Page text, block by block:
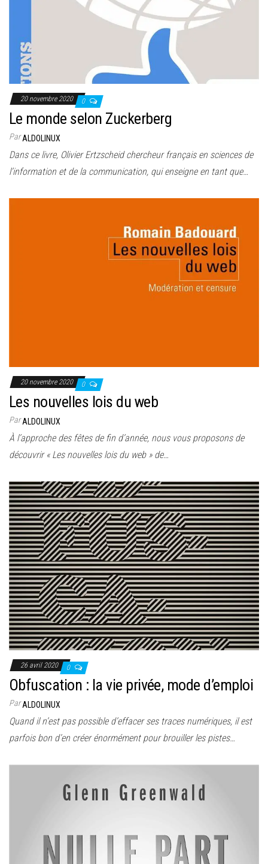
20 novembre 2020 0
Le monde selon Zuckerberg
ParALDOLINUX
Dans ce livre, Olivier Ertzscheid chercheur français en sciences de
l’information et de la communication, qui enseigne en tant que…
20 novembre 2020 0
Les nouvelles lois du web
ParALDOLINUX
À l’approche des fêtes de fin d’année, nous vous proposons de
découvrir « Les nouvelles lois du web » de…
26 avril 2020 0
Obfuscation : la vie privée, mode d’emploi
ParALDOLINUX
Quand il n’est pas possible d’effacer ses traces numériques, il est
parfois bon d’en créer énormément pour brouiller les pistes…